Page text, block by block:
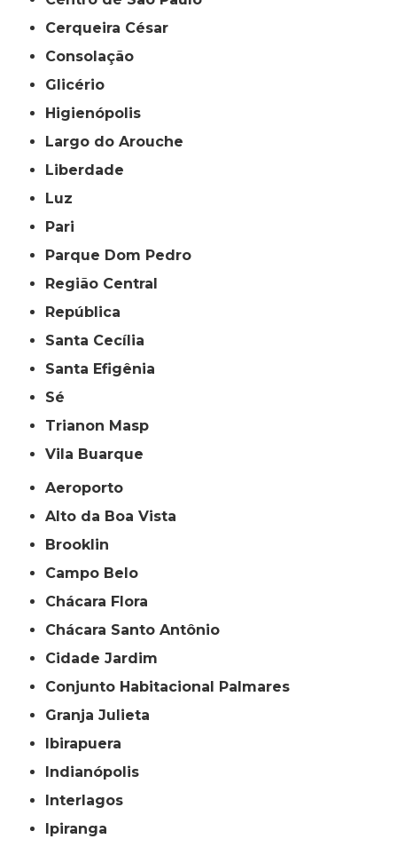
Cerqueira César
Consolação
Glicério
Higienópolis
Largo do Arouche
Liberdade
Luz
Pari
Parque Dom Pedro
Região Central
República
Santa Cecília
Santa Efigênia
Sé
Trianon Masp
Vila Buarque
Aeroporto
Alto da Boa Vista
Brooklin
Campo Belo
Chácara Flora
Chácara Santo Antônio
Cidade Jardim
Conjunto Habitacional Palmares
Granja Julieta
Ibirapuera
Indianópolis
Interlagos
Ipiranga